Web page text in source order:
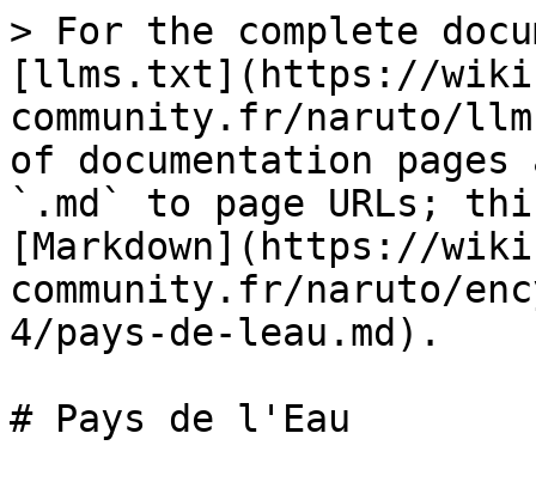
> For the complete
[llms.txt](https://
community.fr/naruto/
of documentation
`.md` to page URLs;
[Markdown](https://
community.fr/naruto/
4/pays-de-leau.md).
# Pays de l'Eau